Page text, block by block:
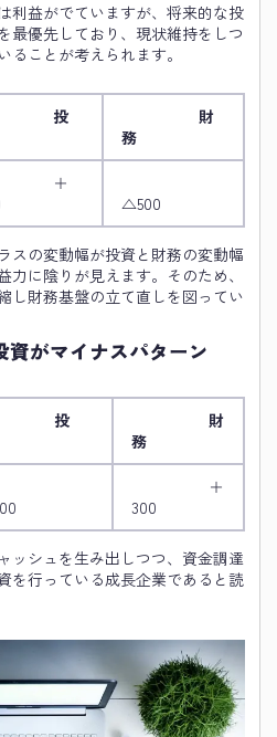
利益がでていますが、将来的な投
最優先しており、現状維持をしつ
ことが考えられます。
財
務
△500
スの変動幅が投資と財務の変動幅
力に陰りが見えます。そのため、
し財務基盤の立て直しを図ってい
がマイナスパターン
財
務
＋
300
ッシュを生み出しつつ、資金調達
を行っている成長企業であると読